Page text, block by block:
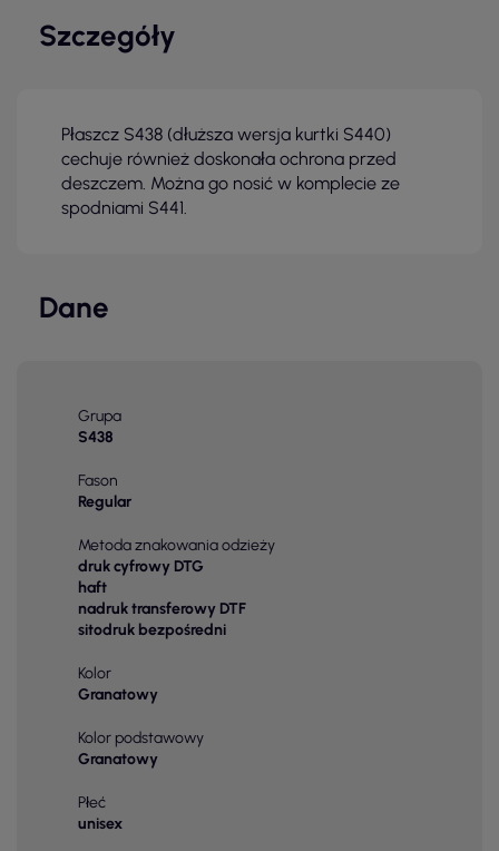
Szczegóły
Płaszcz S438 (dłuższa wersja kurtki S440)
cechuje również doskonała ochrona przed
deszczem. Można go nosić w komplecie ze
spodniami S441.
Dane
Grupa
S438
Fason
Regular
Metoda znakowania odzieży
druk cyfrowy DTG
haft
nadruk transferowy DTF
sitodruk bezpośredni
Kolor
Granatowy
Kolor podstawowy
Granatowy
Płeć
unisex